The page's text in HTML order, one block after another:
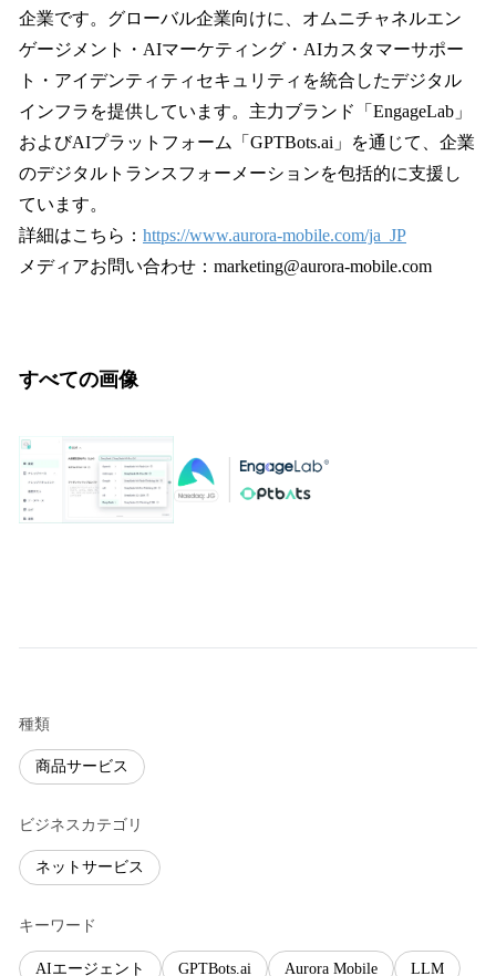
企業です。グローバル企業向けに、オムニチャネルエン
ゲージメント・AIマーケティング・AIカスタマーサポー
ト・アイデンティティセキュリティを統合したデジタル
インフラを提供しています。主力ブランド「EngageLab」
およびAIプラットフォーム「GPTBots.ai」を通じて、企業
のデジタルトランスフォーメーションを包括的に支援し
ています。
詳細はこちら： https://www.aurora-mobile.com/ja_JP
メディアお問い合わせ：marketing@aurora-mobile.com
すべての画像
種類
商品サービス
ビジネスカテゴリ
ネットサービス
キーワード
AIエージェント GPTBots.ai Aurora Mobile LLM